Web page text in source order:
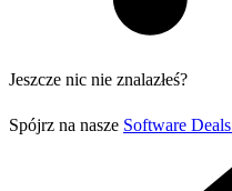
Jeszcze nic nie znalazłeś?
Spójrz na nasze Software Deals